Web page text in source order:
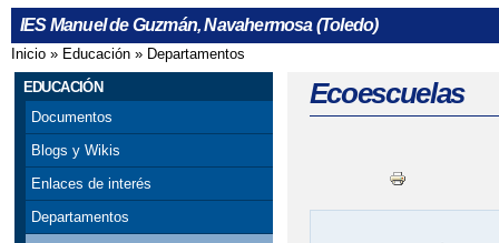
REUNIÓN INICIAL DE
IES Manuel de Guzmán, Navahermosa (Toledo)
Se encuentra usted aquí
Inicio » Educación » Departamentos
EDUCACIÓN
Documentos
Blogs y Wikis
Enlaces de interés
Departamentos
Ecoescuelas